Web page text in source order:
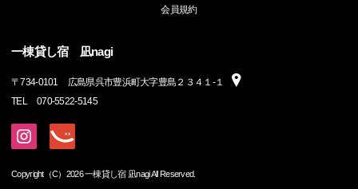
会員規約
一棟貸し宿 凪nagi
〒734-0101
広島県呉市豊浜町大字豊島２３４１‐１
TEL
070-5522-5145
Copyright（C）2026 一棟貸し宿 凪nagi All Reserved.